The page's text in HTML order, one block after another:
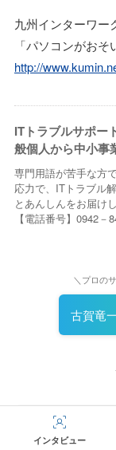
九州インターワー
「パソコンがおそ
http://
ITトラブルサポー
般個人から中小事
専門用語が苦手な方
応力で、ITトラブル
とあんしんをお届け
【電話番号】0942－
＼プロの
古賀竜
Mybestpro Members
古賀竜一
インタビュー